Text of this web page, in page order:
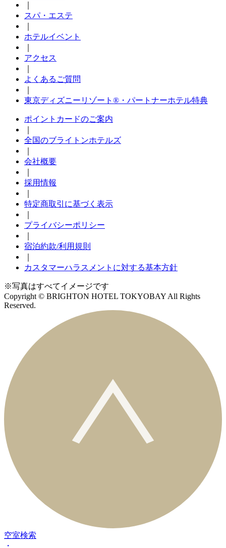
スパ・エステ
ホテルイベント
アクセス
よくあるご質問
東京ディズニーリゾート®・パートナーホテル特典
ポイントカードのご案内
全国のブライトンホテルズ
会社概要
採用情報
特定商取引に基づく表示
プライバシーポリシー
宿泊約款/利用規則
カスタマーハラスメントに対する基本方針
※写真はすべてイメージです
Copyright © BRIGHTON HOTEL TOKYOBAY All Rights
Reserved.
空室検索
・